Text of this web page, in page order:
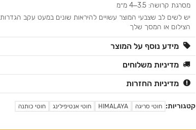
מסרגת קרושה: 3.5–4 מ״מ
יש לשים לב שצבעי המוצר עשויים להיראות שונים במעט עקב הגדרות
הצילום או המסך שלך
מידע נוסף על המוצר
מדיניות משלוחים
מדיניות החזרות
קטגוריות: חוטי סריגה HIMALAYA חוטי אנטיפילינג חוטי כותנה